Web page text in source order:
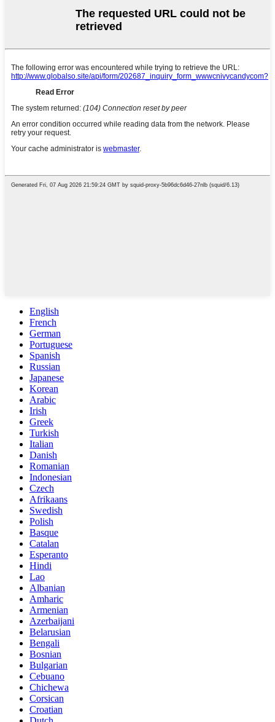
English
French
German
Portuguese
Spanish
Russian
Japanese
Korean
Arabic
Irish
Greek
Turkish
Italian
Danish
Romanian
Indonesian
Czech
Afrikaans
Swedish
Polish
Basque
Catalan
Esperanto
Hindi
Lao
Albanian
Amharic
Armenian
Azerbaijani
Belarusian
Bengali
Bosnian
Bulgarian
Cebuano
Chichewa
Corsican
Croatian